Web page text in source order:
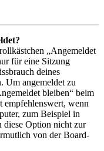
„Angemeldet
für eine Sitzung
deines
Um angemeldet zu
bleiben“ beim
empfehlenswert, wenn
zum Beispiel in
diese Option nicht zur
von der Board-